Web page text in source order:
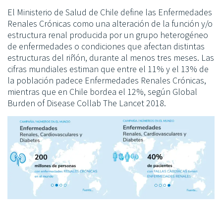
El Ministerio de Salud de Chile define las Enfermedades
Renales Crónicas como una alteración de la función y/o
estructura renal producida por un grupo heterogéneo
de enfermedades o condiciones que afectan distintas
estructuras del riñón, durante al menos tres meses. Las
cifras mundiales estiman que entre el 11% y el 13% de
la población padece Enfermedades Renales Crónicas,
mientras que en Chile bordea el 12%, según Global
Burden of Disease Collab The Lancet 2018.